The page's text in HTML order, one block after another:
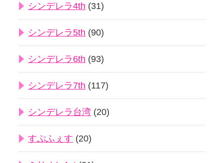
シンデレラ4th (31)
シンデレラ5th (90)
シンデレラ6th (93)
シンデレラ7th (117)
シンデレラ台湾 (20)
すぷふぇす (20)